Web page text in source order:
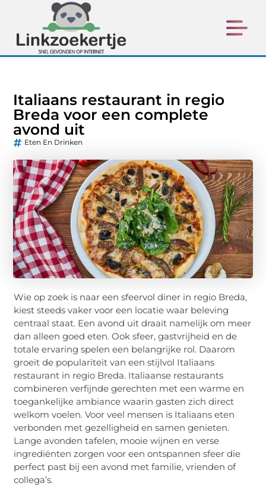
Italiaans restaurant in regio
Breda voor een complete
avond uit
Eten En Drinken
Wie op zoek is naar een sfeervol diner in regio Breda,
kiest steeds vaker voor een locatie waar beleving
centraal staat. Een avond uit draait namelijk om meer
dan alleen goed eten. Ook sfeer, gastvrijheid en de
totale ervaring spelen een belangrijke rol. Daarom
groeit de populariteit van een stijlvol Italiaans
restaurant in regio Breda. Italiaanse restaurants
combineren verfijnde gerechten met een warme en
toegankelijke ambiance waarin gasten zich direct
welkom voelen. Voor veel mensen is Italiaans eten
verbonden met gezelligheid en samen genieten.
Lange avonden tafelen, mooie wijnen en verse
ingrediënten zorgen voor een ontspannen sfeer die
perfect past bij een avond met familie, vrienden of
collega’s.